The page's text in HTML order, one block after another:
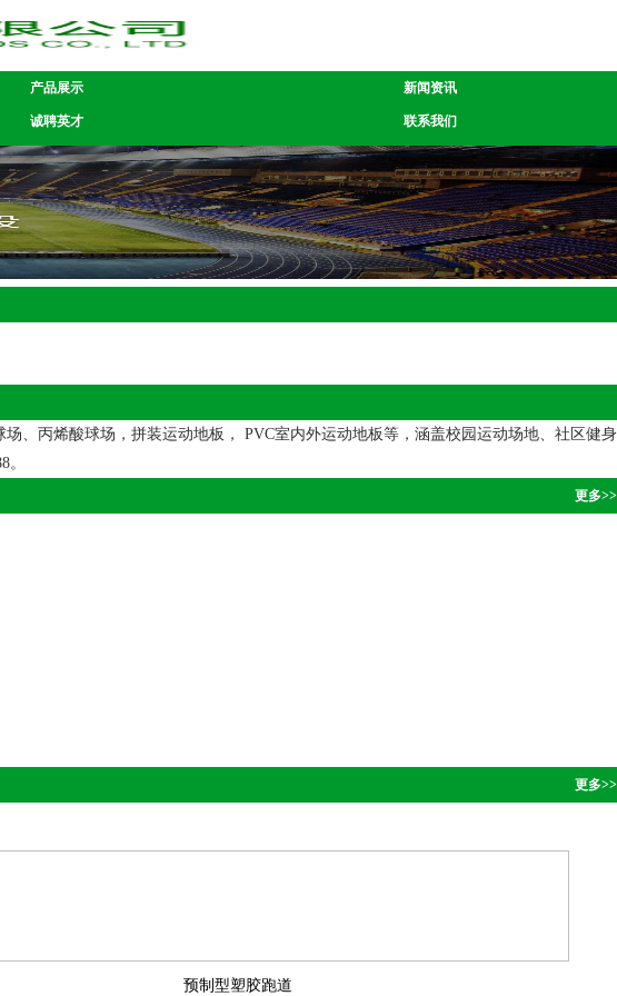
产品展示 新闻资讯
诚聘英才 联系我们
丙烯酸球场，拼装运动地板， PVC室内外运动地板等，涵盖校园运动场地、社区健身
更多>>
更多>>
预制型塑胶跑道